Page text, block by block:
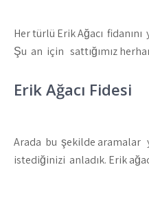
Her türlü Erik Ağacı
Şu an için sattığımız
Erik Ağacı Fidesi
Arada bu şekilde aramalar
istediğinizi anladık. Erik